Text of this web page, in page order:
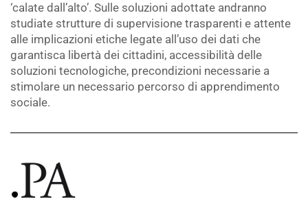
‘calate dall’alto’. Sulle soluzioni adottate andranno
studiate strutture di supervisione trasparenti e attente
alle implicazioni etiche legate all’uso dei dati che
garantisca libertà dei cittadini, accessibilità delle
soluzioni tecnologiche, precondizioni necessarie a
stimolare un necessario percorso di apprendimento
sociale.